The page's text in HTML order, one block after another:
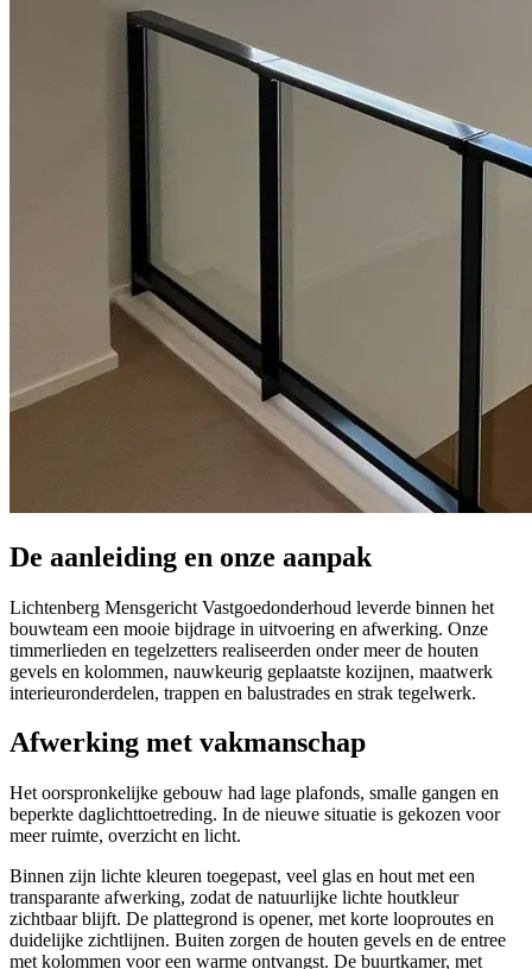
De aanleiding en onze aanpak
Lichtenberg Mensgericht Vastgoedonderhoud leverde binnen het
bouwteam een mooie bijdrage in uitvoering en afwerking. Onze
timmerlieden en tegelzetters realiseerden onder meer de houten
gevels en kolommen, nauwkeurig geplaatste kozijnen, maatwerk
interieuronderdelen, trappen en balustrades en strak tegelwerk.
Afwerking met vakmanschap
Het oorspronkelijke gebouw had lage plafonds, smalle gangen en
beperkte daglichttoetreding. In de nieuwe situatie is gekozen voor
meer ruimte, overzicht en licht.
Binnen zijn lichte kleuren toegepast, veel glas en hout met een
transparante afwerking, zodat de natuurlijke lichte houtkleur
zichtbaar blijft. De plattegrond is opener, met korte looproutes en
duidelijke zichtlijnen. Buiten zorgen de houten gevels en de entree
met kolommen voor een warme ontvangst. De buurtkamer, met